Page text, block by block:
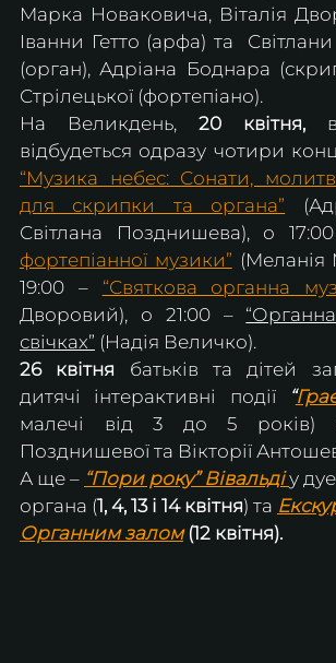
Марка Новаковича, Віталія
Іванни Гетто (арфа) та
(орган), Адріана Боднара
Стрілецької (фортепіано).
На Великдень, 20 квітня, в
“Музика небес: Сонати,
для скрипки та органа”
Світлана Позднишева), о
фортепіанної музики” (Меланія
19:00 – “Святкова органна
Дворовий), о 21:00 –
свічках” (Надія Величко).
26 квітня батьків та дітей
дитячі інтерактивні події “
малечі від 3 до 5 років)
Позднишевої та Вікторії
А ще – “Пори року” Вівальді у
органа (1, 4, 13 і 14 квітня) та
Органним залом (12 квітня).